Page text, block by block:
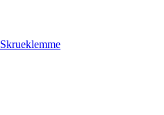
Skrueklemme